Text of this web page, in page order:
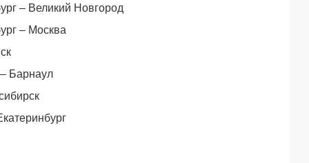
– Великий Новгород
– Москва
Барнаул